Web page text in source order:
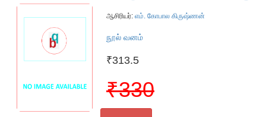
ஆசிரியர்: எம். கோபால கிருஷ்ணன்
நூல் வனம்
₹313.5
₹330